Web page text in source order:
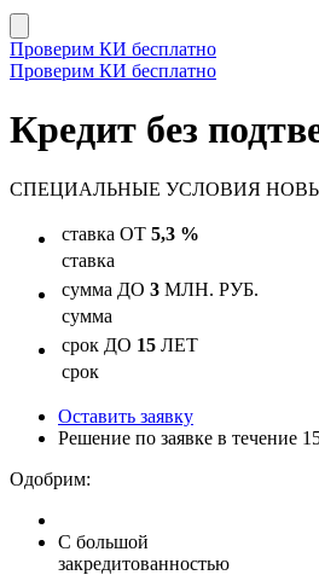
Проверим КИ бесплатно
Проверим КИ бесплатно
Кредит без
СПЕЦИАЛЬНЫЕ УСЛОВИЯ
ставка ОТ 5,3 %
ставка
сумма ДО 3 МЛН. РУБ.
сумма
срок ДО 15 ЛЕТ
срок
Оставить заявку
Решение по заявке в течение
Одобрим:
С большой
закредитованностью